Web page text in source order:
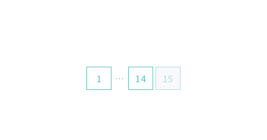
ト・デメリットや、料金シミュ
レーションを紹介している。
1 … 14 15